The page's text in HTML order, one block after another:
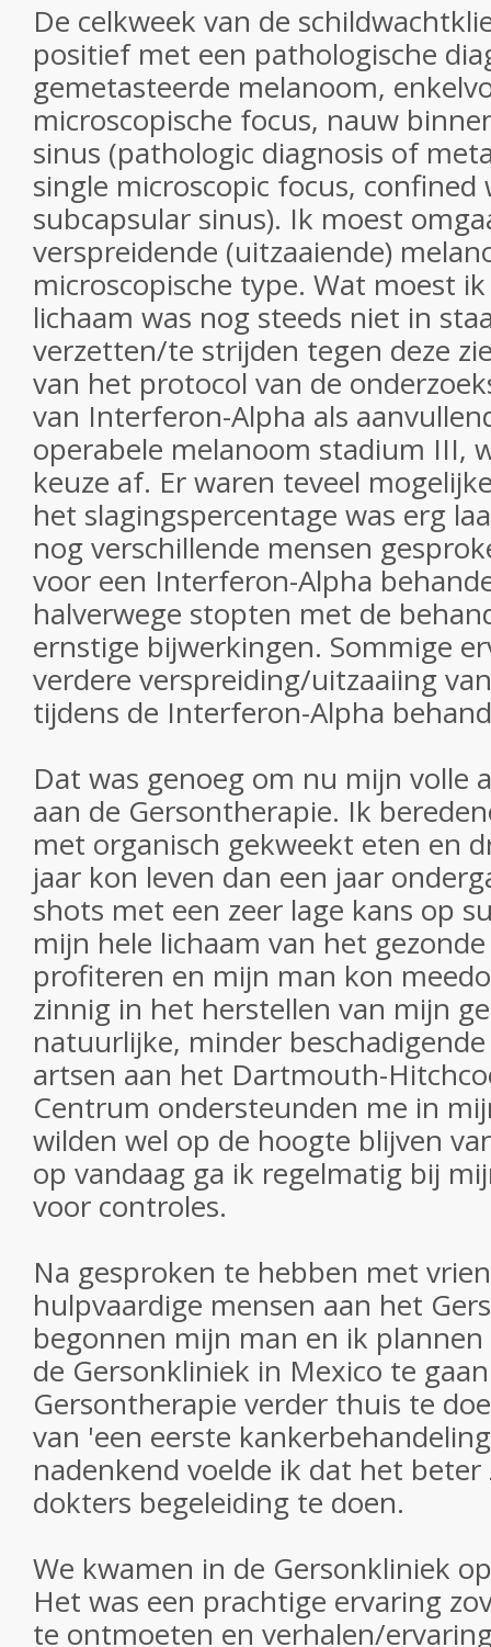
De celkweek van de
positief met een pathologische
gemetasteerde melanoom,
microscopische focus, nauw
sinus (pathologic diagnosis of
single microscopic focus,
subcapsular sinus). Ik moest
verspreidende (uitzaaiende)
microscopische type. Wat moest
lichaam was nog steeds niet in
verzetten/te strijden tegen deze
van het protocol van de
van Interferon-Alpha als
operabele melanoom stadium III,
keuze af. Er waren teveel
het slagingspercentage was erg
nog verschillende mensen
voor een Interferon-Alpha
halverwege stopten met de
ernstige bijwerkingen. Sommige
verdere verspreiding/uitzaaiing
tijdens de Interferon-Alpha
Dat was genoeg om nu mijn volle
aan de Gersontherapie. Ik
met organisch gekweekt eten en
jaar kon leven dan een jaar
shots met een zeer lage kans op
mijn hele lichaam van het
profiteren en mijn man kon
zinnig in het herstellen van mijn
natuurlijke, minder
artsen aan het Dartmouth-
Centrum ondersteunden me in
wilden wel op de hoogte blijven
op vandaag ga ik regelmatig bij
voor controles.
Na gesproken te hebben met
hulpvaardige mensen aan het
begonnen mijn man en ik
de Gersonkliniek in Mexico te
Gersontherapie verder thuis te
van 'een eerste
nadenkend voelde ik dat het
dokters begeleiding te doen.
We kwamen in de Gersonkliniek
Het was een prachtige ervaring
te ontmoeten en verhalen/